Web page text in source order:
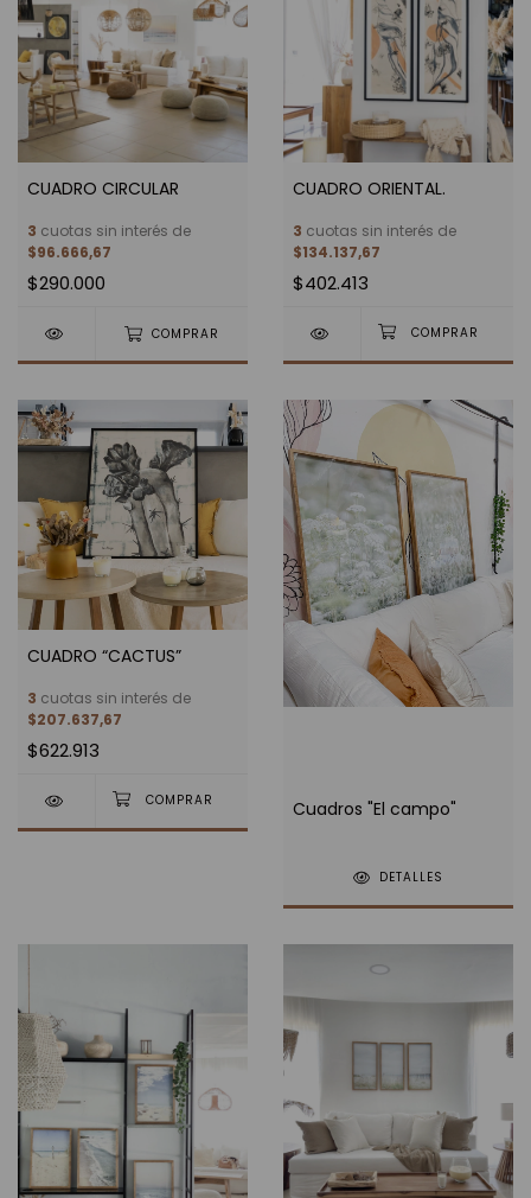
CUADRO CIRCULAR
3 cuotas sin interés de
$96.666,67
$290.000
COMPRAR
CUADRO ORIENTAL.
3 cuotas sin interés de
$134.137,67
$402.413
CUADRO “CACTUS”
3 cuotas sin interés de
$207.637,67
$622.913
Cuadros "El campo"
DETALLES